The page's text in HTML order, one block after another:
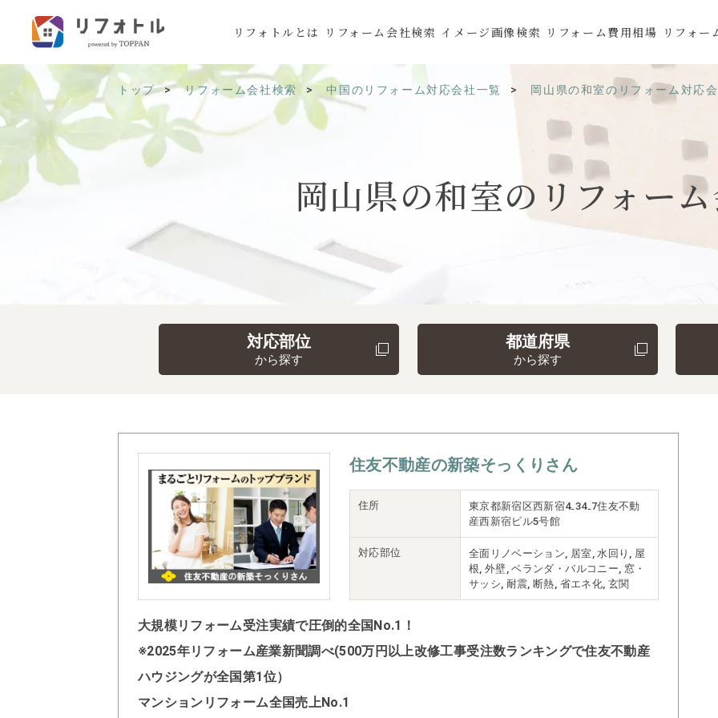
リフォトルとは リフォーム会社検索 イメージ画像検索 リフォーム費用相場 リフォー
トップ リフォーム会社検索 中国のリフォーム対応会社一覧 岡山県の和室のリフォーム対応
岡山県の和室の リフォー
対応部位
から探す
都道府県
から探す
住友不動産の新築そっくりさん
住所
東京都新宿区西新宿4₋34₋7住友不動
産西新宿ビル5号館
対応部位
全面リノベーション, 居室, 水回り, 屋
根, 外壁, ベランダ・バルコニー, 窓・
サッシ, 耐震, 断熱, 省エネ化, 玄関
大規模リフォーム受注実績で圧倒的全国No.1！
※2025年リフォーム産業新聞調べ(500万円以上改修工事受注数ランキングで住友不動産
ハウジングが全国第1位）
マンションリフォーム全国売上No.1